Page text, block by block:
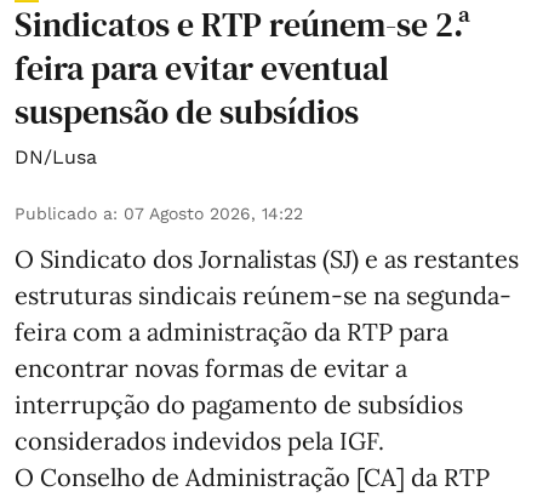
Sindicatos e RTP reúnem-se 2.ª
feira para evitar eventual
suspensão de subsídios
DN/Lusa
Publicado a: 07 Agosto 2026, 14:22
O Sindicato dos Jornalistas (SJ) e as restantes
estruturas sindicais reúnem-se na segunda-
feira com a administração da RTP para
encontrar novas formas de evitar a
interrupção do pagamento de subsídios
considerados indevidos pela IGF.
O Conselho de Administração [CA] da RTP